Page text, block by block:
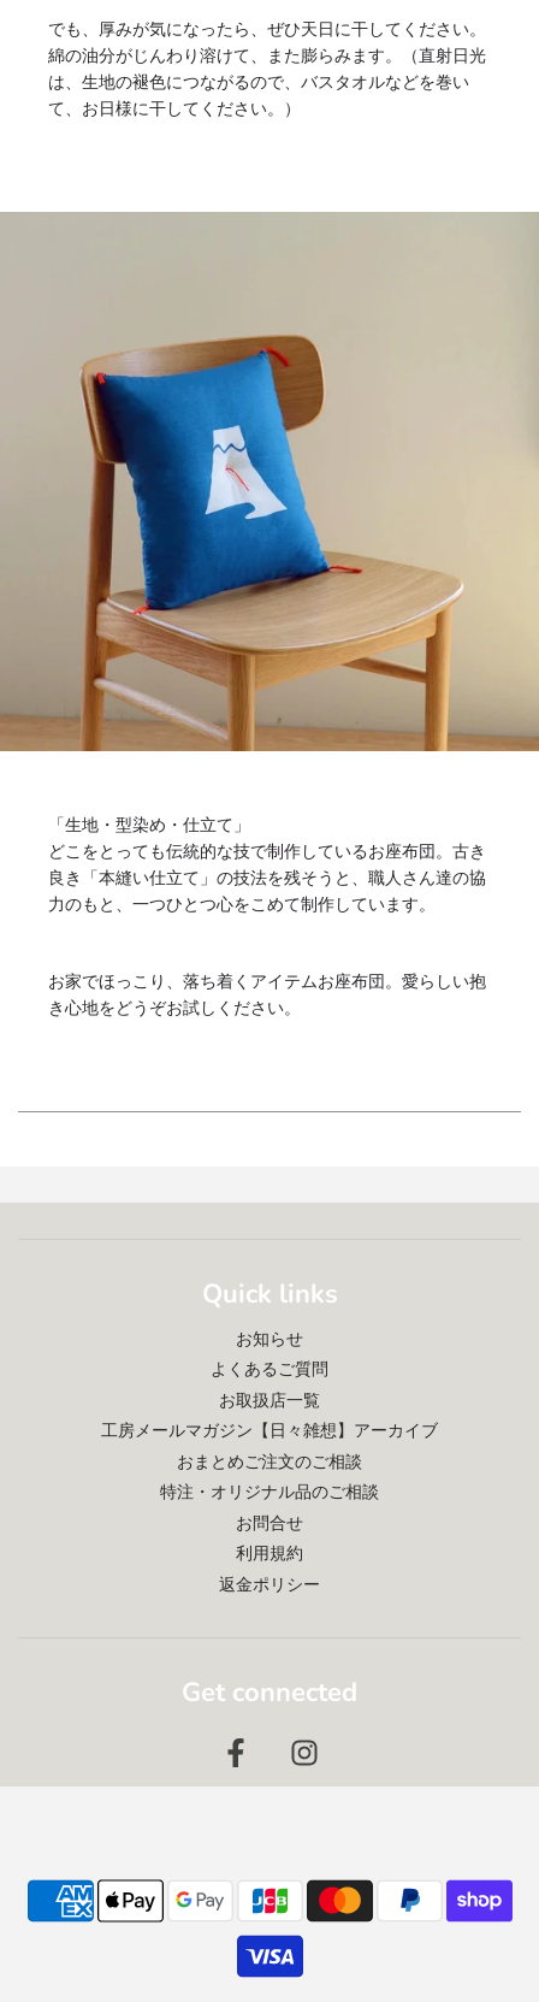
でも、厚みが気になったら、ぜひ天日に干してください。
綿の油分がじんわり溶けて、また膨らみます。（直射日光
は、生地の褪色につながるので、バスタオルなどを巻い
て、お日様に干してください。）
「生地・型染め・仕立て」
どこをとっても伝統的な技で制作しているお座布団。古き
良き「本縫い仕立て」の技法を残そうと、職人さん達の協
力のもと、一つひとつ心をこめて制作しています。
お家でほっこり、落ち着くアイテムお座布団。愛らしい抱
き心地をどうぞお試しください。
Quick links
お知らせ
よくあるご質問
お取扱店一覧
工房メールマガジン【日々雑想】アーカイブ
おまとめご注文のご相談
特注・オリジナル品のご相談
お問合せ
利用規約
返金ポリシー
Get connected